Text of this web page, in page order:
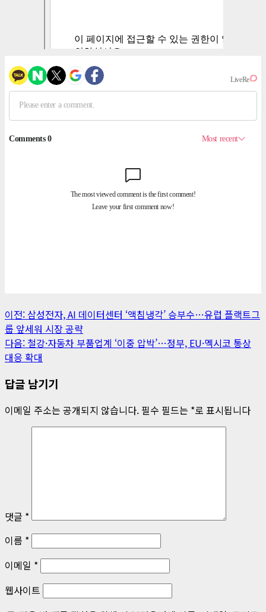
게
시
물
내
게
이전: 삼성전자, AI 데이터센터 ‘액침냉각’ 승부수…유럽 플랙트그
룹 앞세워 시장 공략
다음: 철강·자동차 부품업계 ‘이중 압박’…정부, EU·멕시코 통상
대응 확대
답글 남기기
이메일 주소는 공개되지 않습니다. 필수 필드는 *로 표시됩니다
댓글 *
이름 *
이메일 *
웹사이트